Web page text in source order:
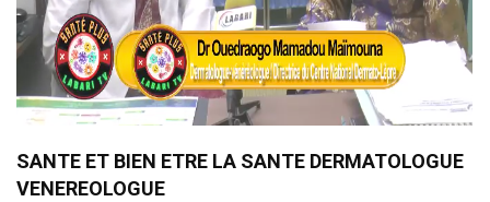
SANTE ET BIEN ETRE LA SANTE DERMATOLOGUE
VENEREOLOGUE